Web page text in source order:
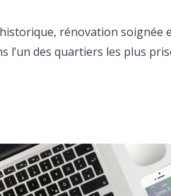
rénovation soignée
l’un des quartiers les plus